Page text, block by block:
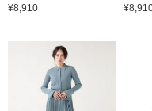
¥8,910